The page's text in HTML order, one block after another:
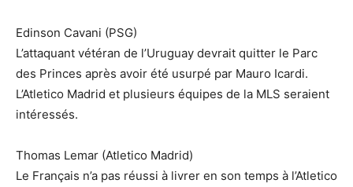
Edinson Cavani (PSG)
L’attaquant vétéran de l’Uruguay devrait quitter le Parc
des Princes après avoir été usurpé par Mauro Icardi.
L’Atletico Madrid et plusieurs équipes de la MLS seraient
intéressés.
Thomas Lemar (Atletico Madrid)
Le Français n’a pas réussi à livrer en son temps à l’Atletico